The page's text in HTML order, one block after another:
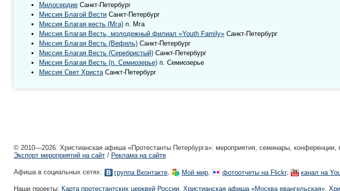
МилосердиеСанкт-Петербург
Миссия Благой ВестиСанкт-Петербург
Миссия Благая весть (Мга)п. Мга
Миссия Благая Весть, молодежный филиал «Youth Family»Санкт-Петербург
Миссия Благая Весть (Вефиль)Санкт-Петербург
Миссия Благая Весть (Серебристый)Санкт-Петербург
Миссия Благая Весть (п. Семиозерье)п. Семиозерье
Миссия Свет ХристаСанкт-Петербург
© 2010—2026. Христианская афиша «Протестанты Петербурга»: мероприятия, семинары, конференции,
Экспорт мероприятий на сайт/ Реклама на сайте
Афиша в социальных сетях: группа Вконтакте, Мой мир, фотоотчеты на Flickr, канал на
Наши проекты: Карта протестантских церквей России, Христианская афиша «Москва евангельская»,